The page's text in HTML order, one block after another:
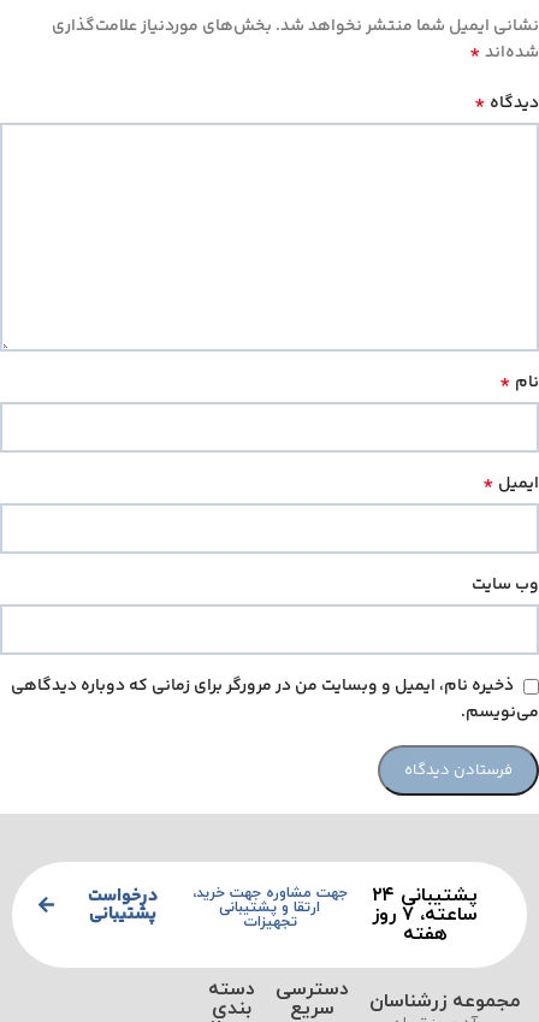
نشانی ایمیل شما منتشر نخواهد شد. بخش‌های موردنیاز علامت‌گذاری
شده‌اند*
دیدگاه *
نام *
ایمیل *
وب‌ سایت
ذخیره نام، ایمیل و وبسایت من در مرورگر برای زمانی که دوباره دیدگاهی
می‌نویسم.
پشتیبانی ۲۴
ساعته، ۷ روز
هفته
جهت مشاوره جهت خرید،
ارتقا و پشتیبانی
تجهیزات
درخواست
پشتیبانی
مجموعه زرشناسان دسترسی
سریع
دسته
بندی